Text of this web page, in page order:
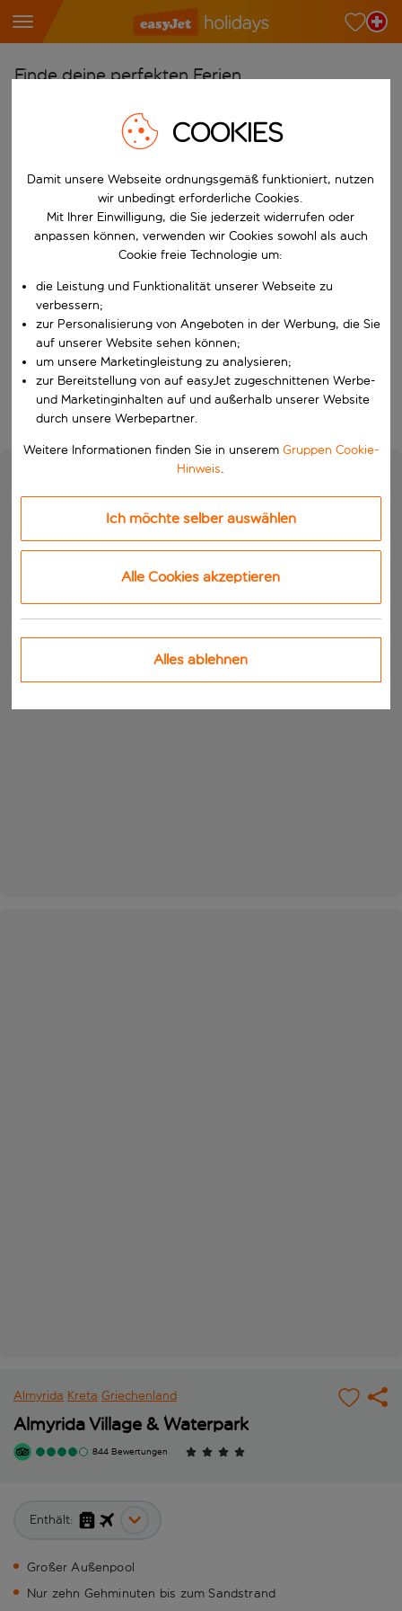
Finde deine perfekten Ferien
Wähle deine Flughäfen
Beginne mit der Eingabe für die automatische
Reiseziele finden
Nach
W&auml;hle ein Ab- und R&uuml;ckflugdatum aus.
Wähle deine Reisedaten
Wann
Wer
Suchen
Almyrida Kreta Griechenland
Almyrida Village & Waterpark
844 Bewertungen
Enthält:
Großer Außenpool
Nur zehn Gehminuten bis zum Sandstrand
COOKIES
Damit unsere Webseite ordnungsgemäß funktioniert, nutzen
wir unbedingt erforderliche Cookies.
Mit Ihrer Einwilligung, die Sie jederzeit widerrufen oder
anpassen können, verwenden wir Cookies sowohl als auch
Cookie freie Technologie um:
die Leistung und Funktionalität unserer Webseite zu
verbessern;
zur Personalisierung von Angeboten in der Werbung, die Sie
auf unserer Website sehen können;
um unsere Marketingleistung zu analysieren;
zur Bereitstellung von auf easyJet zugeschnittenen Werbe-
und Marketinginhalten auf und außerhalb unserer Website
durch unsere Werbepartner.
Weitere Informationen finden Sie in unserem Gruppen Cookie-
Hinweis.
Ich möchte selber auswählen
Alle Cookies akzeptieren
Alles ablehnen